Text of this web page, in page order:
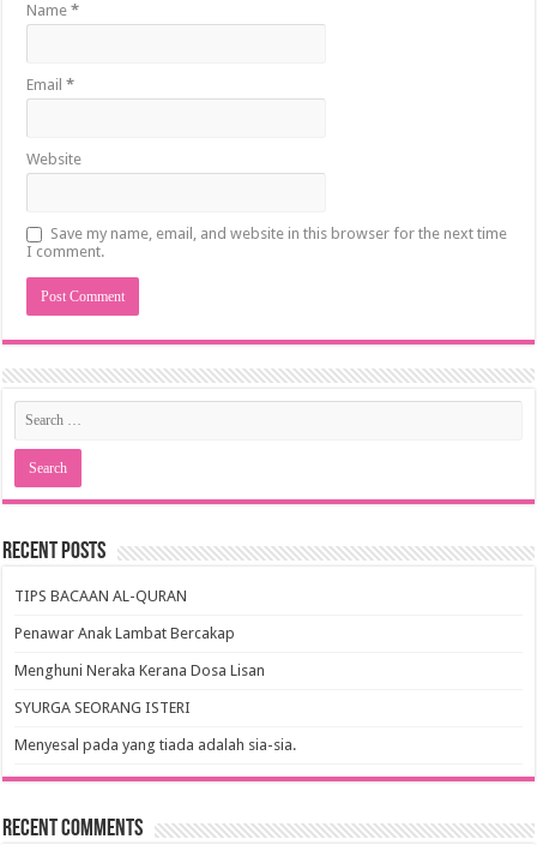
Name*
Email*
Website
Save my name, email, and website in this browser for the next time
I comment.
Recent Posts
TIPS BACAAN AL-QURAN
Penawar Anak Lambat Bercakap
Menghuni Neraka Kerana Dosa Lisan
SYURGA SEORANG ISTERI
Menyesal pada yang tiada adalah sia-sia.
Recent Comments